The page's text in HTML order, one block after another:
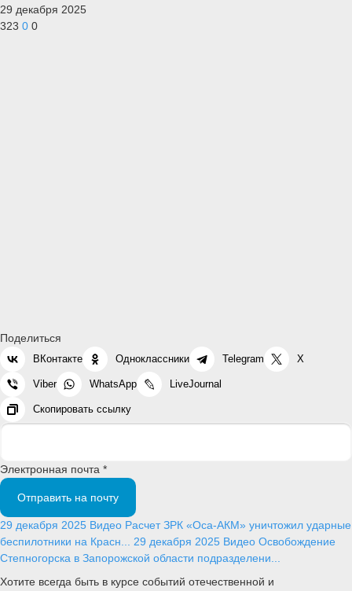
29 декабря 2025
323 0 0
Поделиться
ВКонтакте Одноклассники Telegram X
Viber WhatsApp LiveJournal
Скопировать ссылку
Электронная почта *
Отправить на почту
29 декабря 2025 Видео Расчет ЗРК «Оса-АКМ» уничтожил ударные
беспилотники на Красн... 29 декабря 2025 Видео Освобождение
Степногорска в Запорожской области подразделени...
Хотите всегда быть в курсе событий отечественной и